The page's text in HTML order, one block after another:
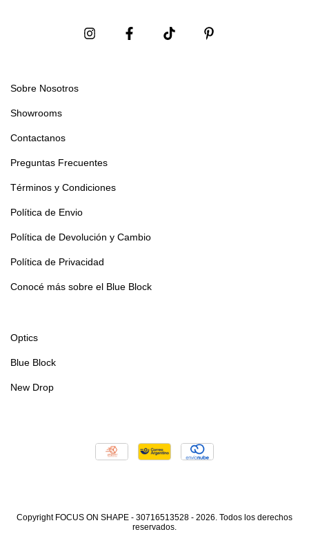
Sobre Nosotros
Showrooms
Contactanos
Preguntas Frecuentes
Términos y Condiciones
Política de Envio
Política de Devolución y Cambio
Política de Privacidad
Conocé más sobre el Blue Block
Optics
Blue Block
New Drop
Copyright FOCUS ON SHAPE - 30716513528 - 2026. Todos los derechos
reservados.